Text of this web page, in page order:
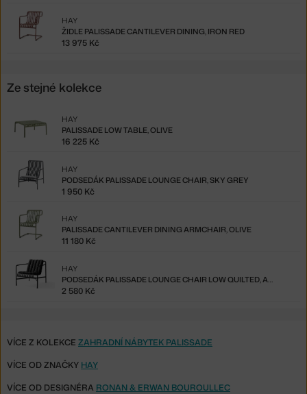
ŽIDLE PALISSADE CANTILEVER DINING, IRON RED
HAY
13 975 Kč
Ze stejné kolekce
PALISSADE LOW TABLE, OLIVE
HAY
16 225 Kč
PODSEDÁK PALISSADE LOUNGE CHAIR, SKY GREY
HAY
1 950 Kč
PALISSADE CANTILEVER DINING ARMCHAIR, OLIVE
HAY
11 180 Kč
PODSEDÁK PALISSADE LOUNGE CHAIR LOW QUILTED, ANTHRACITE
HAY
2 580 Kč
VÍCE Z KOLEKCE ZAHRADNÍ NÁBYTEK PALISSADE
VÍCE OD ZNAČKY HAY
VÍCE OD DESIGNÉRA RONAN & ERWAN BOUROULLEC